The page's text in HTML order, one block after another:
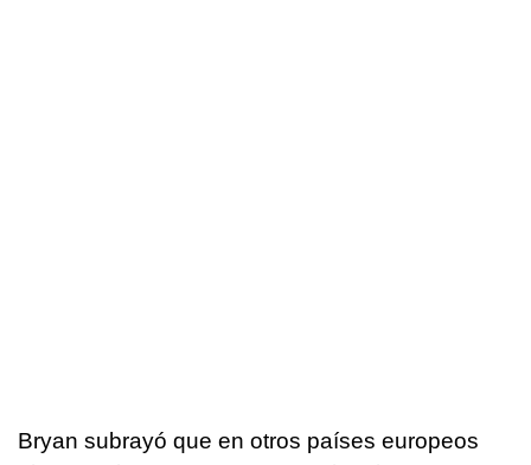
Bryan subrayó que en otros países europeos